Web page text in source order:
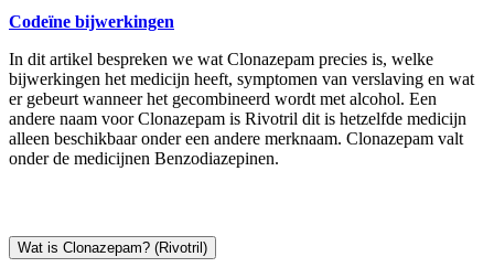
Codeïne bijwerkingen
In dit artikel bespreken we wat Clonazepam precies is, welke
bijwerkingen het medicijn heeft, symptomen van verslaving en wat
er gebeurt wanneer het gecombineerd wordt met alcohol. Een
andere naam voor Clonazepam is Rivotril dit is hetzelfde medicijn
alleen beschikbaar onder een andere merknaam. Clonazepam valt
onder de medicijnen Benzodiazepinen.
Wat is Clonazepam? (Rivotril)